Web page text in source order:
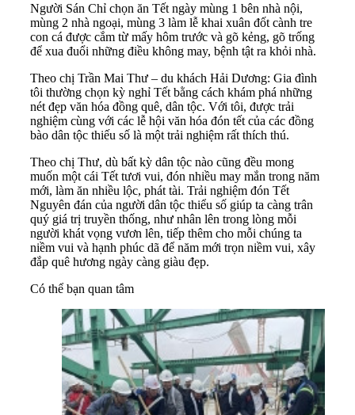
Người Sán Chỉ chọn ăn Tết ngày mùng 1 bên nhà nội,
mùng 2 nhà ngoại, mùng 3 làm lễ khai xuân đốt cành tre
con cá được cắm từ mấy hôm trước và gõ kẻng, gõ trống
để xua đuổi những điều không may, bệnh tật ra khỏi nhà.
Theo chị Trần Mai Thư – du khách Hải Dương: Gia đình
tôi thường chọn kỳ nghỉ Tết bằng cách khám phá những
nét đẹp văn hóa đồng quê, dân tộc. Với tôi, được trải
nghiệm cùng với các lễ hội văn hóa đón tết của các đồng
bào dân tộc thiếu số là một trải nghiệm rất thích thú.
Theo chị Thư, dù bất kỳ dân tộc nào cũng đều mong
muốn một cái Tết tươi vui, đón nhiều may mắn trong năm
mới, làm ăn nhiều lộc, phát tài. Trải nghiệm đón Tết
Nguyên đán của người dân tộc thiểu số giúp ta càng trân
quý giá trị truyền thống, như nhân lên trong lòng mỗi
người khát vọng vươn lên, tiếp thêm cho mỗi chúng ta
niềm vui và hạnh phúc dã để năm mới trọn niềm vui, xây
đắp quê hương ngày càng giàu đẹp.
Có thể bạn quan tâm